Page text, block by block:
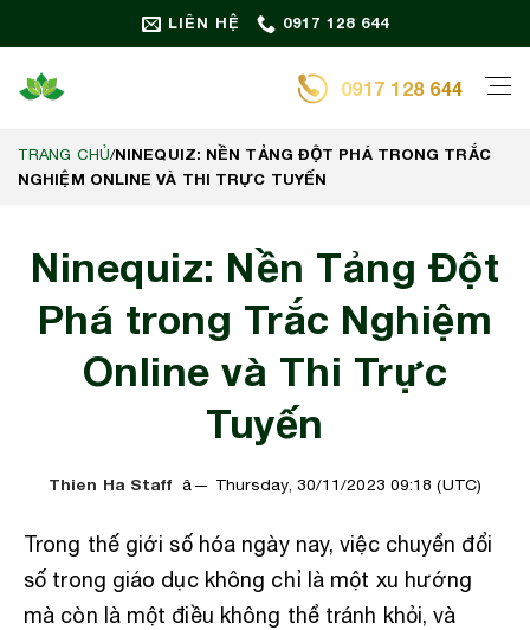
qua
dung
LIÊN HỆ 0917 128 644
0917 128 644
TRANG CHỦ/NINEQUIZ: NỀN TẢNG ĐỘT PHÁ TRONG TRẮC
NGHIỆM ONLINE VÀ THI TRỰC TUYẾN
Ninequiz: Nền Tảng Đột
Phá trong Trắc Nghiệm
Online và Thi Trực
Tuyến
Thien Ha Staff Thursday, 30/11/2023 09:18 (UTC)
Trong thế giới số hóa ngày nay, việc chuyển đổi
số trong giáo dục không chỉ là một xu hướng
mà còn là một điều không thể tránh khỏi, và